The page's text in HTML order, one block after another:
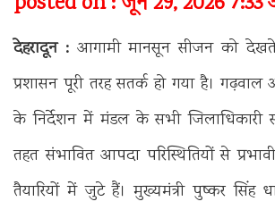
देहरादून : आगामी मानसून सीजन को
प्रशासन पूरी तरह सतर्क हो गया है।
के निर्देशन में मंडल के सभी जिलाधिकारी
तहत संभावित आपदा परिस्थितियों से
तैयारियों में जुटे हैं। मुख्यमंत्री पुष्कर सिंह